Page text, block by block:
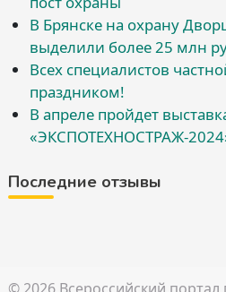
В Брянске на охрану
выделили более 25 млн
Всех специалистов
праздником!
В апреле пройдет
«ЭКСПОТЕХНОСТРАЖ-
Последние отзывы